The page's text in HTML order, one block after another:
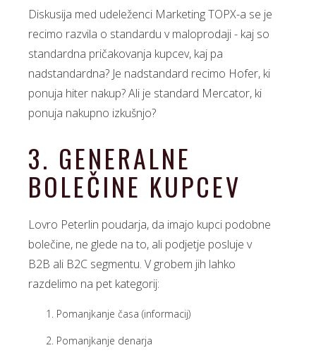
Diskusija med udeleženci Marketing TOPX-a se je
recimo razvila o standardu v maloprodaji - kaj so
standardna pričakovanja kupcev, kaj pa
nadstandardna? Je nadstandard recimo Hofer, ki
ponuja hiter nakup? Ali je standard Mercator, ki
ponuja nakupno izkušnjo?
3. GENERALNE
BOLEČINE KUPCEV
Lovro Peterlin poudarja, da imajo kupci podobne
bolečine, ne glede na to, ali podjetje posluje v
B2B ali B2C segmentu. V grobem jih lahko
razdelimo na pet kategorij:
Pomanjkanje časa (informacij)
Pomanjkanje denarja